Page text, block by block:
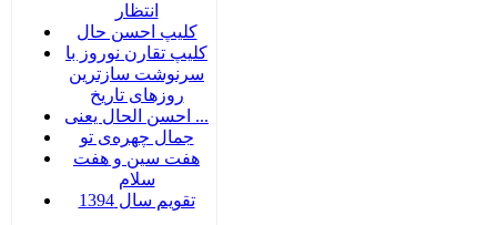
انتظار
کلیپ احسن حال
کلیپ تقارن نوروز با
سرنوشت سازترین
روزهای تاریخ
احسن الحال یعنی ...
جمال چهره‌ی تو
هفت سين و هفت
سلام
تقویم سال 1394